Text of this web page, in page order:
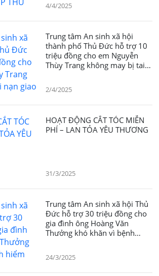
4/4/2025
Trung tâm An sinh xã hội
thành phố Thủ Đức hỗ trợ 10
triệu đồng cho em Nguyễn
Thùy Trang không may bị tai
2/4/2025
HOẠT ĐỘNG CẮT TÓC MIỄN
PHÍ – LAN TỎA YÊU THƯƠNG
31/3/2025
Trung tâm An sinh xã hội Thủ
Đức hỗ trợ 30 triệu đồng cho
gia đình ông Hoàng Văn
Thưởng khó khăn vì bệnh
24/3/2025